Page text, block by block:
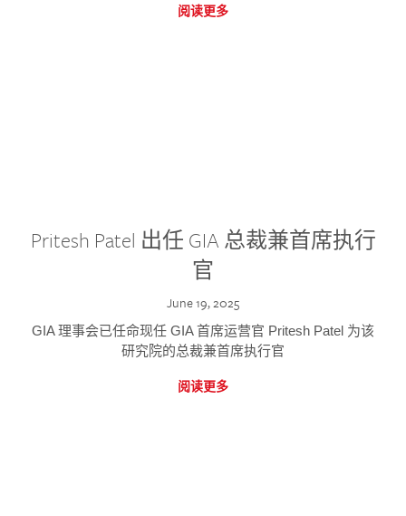
阅读更多
Pritesh Patel 出任 GIA 总裁兼首席执行
官
June 19, 2025
GIA 理事会已任命现任 GIA 首席运营官 Pritesh Patel 为该
研究院的总裁兼首席执行官
阅读更多